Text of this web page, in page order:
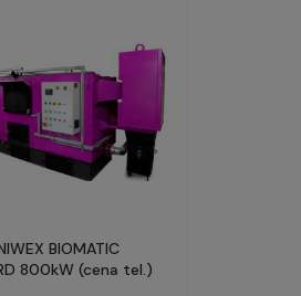
BIOMATIC
800kW (cena tel.)